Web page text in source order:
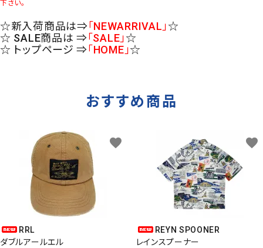
下さい。
☆新入荷商品は⇒「NEWARRIVAL」☆
☆ SALE商品は ⇒「SALE」☆
☆ トップページ ⇒「HOME」☆
おすすめ商品
RRL
ダブルアールエル
favorite
REYN SPOONER
レインスプーナー
favorite